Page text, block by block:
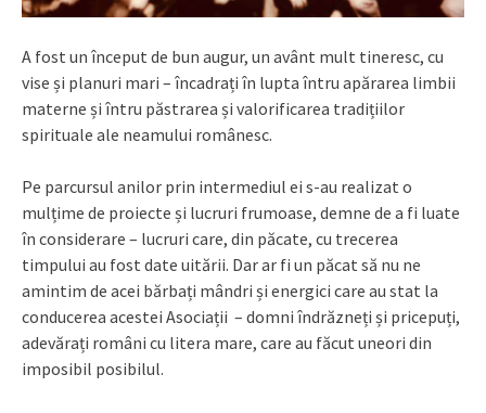
A fost un început de bun augur, un avânt mult tineresc, cu
vise și planuri mari – încadrați în lupta întru apărarea limbii
materne și întru păstrarea și valorificarea tradițiilor
spirituale ale neamului românesc.
Pe parcursul anilor prin intermediul ei s-au realizat o
mulțime de proiecte și lucruri frumoase, demne de a fi luate
în considerare – lucruri care, din păcate, cu trecerea
timpului au fost date uitării. Dar ar fi un păcat să nu ne
amintim de acei bărbați mândri și energici care au stat la
conducerea acestei Asociații – domni îndrăzneți și pricepuți,
adevărați români cu litera mare, care au făcut uneori din
imposibil posibilul.